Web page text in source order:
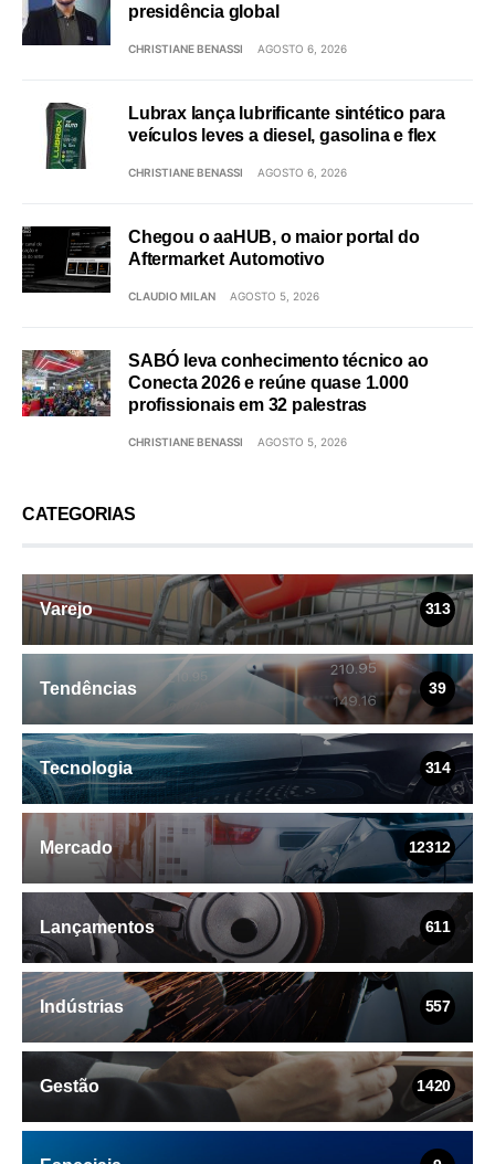
presidência global
CHRISTIANE BENASSI AGOSTO 6, 2026
Lubrax lança lubrificante sintético para
veículos leves a diesel, gasolina e flex
CHRISTIANE BENASSI AGOSTO 6, 2026
Chegou o aaHUB, o maior portal do
Aftermarket Automotivo
CLAUDIO MILAN AGOSTO 5, 2026
SABÓ leva conhecimento técnico ao
Conecta 2026 e reúne quase 1.000
profissionais em 32 palestras
CHRISTIANE BENASSI AGOSTO 5, 2026
CATEGORIAS
Varejo 313
Tendências 39
Tecnologia 314
Mercado 12312
Lançamentos 611
Indústrias 557
Gestão 1420